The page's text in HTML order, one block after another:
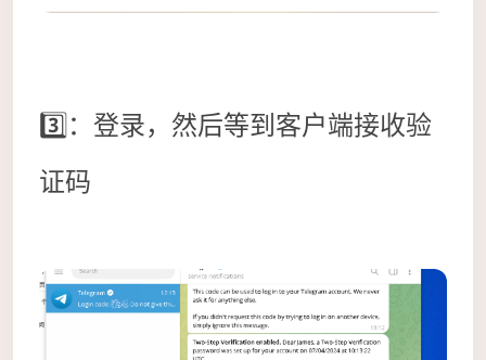
3️⃣：登录，然后等到客户端接收验
证码